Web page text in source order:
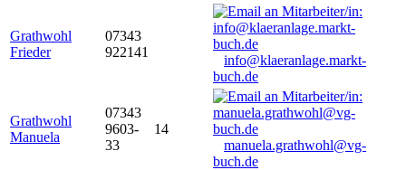
Grathwohl
Frieder
07343
922141
info@klaeranlage.markt-
buch.de
Grathwohl
Manuela
07343
9603-
33
14
manuela.grathwohl@vg-
buch.de